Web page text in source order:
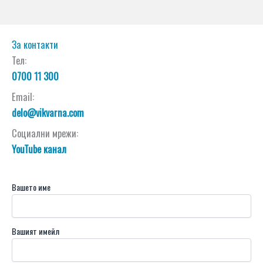
За контакти
Тел:
0700 11 300
Email:
delo@vikvarna.com
Социални мрежи:
YouTube канал
Вашето име
Вашият имейл